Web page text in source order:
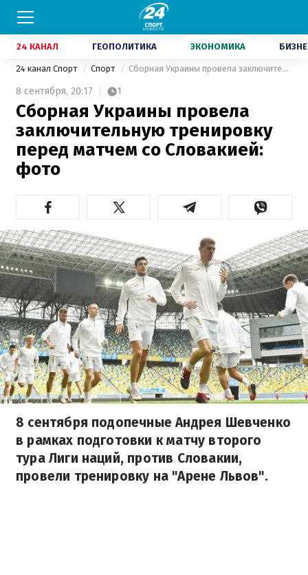
24 КАНАЛ ГЕОПОЛИТИКА ЭКОНОМИКА
24 канал Спорт Спорт Сборная Украины провела заключительную тренировку перед матчем со Словакией: фото
8 сентября, 20:17 1
Сборная Украины провела
заключительную тренировку
перед матчем со Словакией:
фото
8 сентября подопечные Андрея Шевченко
в рамках подготовки к матчу второго
тура Лиги наций, против Словакии,
провели тренировку на "Арене Львов".